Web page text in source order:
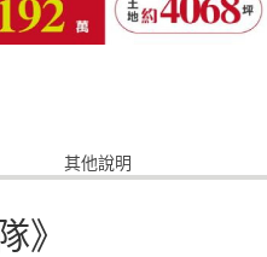
其他說明
》